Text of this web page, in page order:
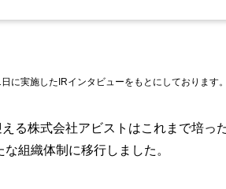
に実施したIRインタビューをもとにしております。
る株式会社アビストはこれまで培っ
組織体制に移行しました。